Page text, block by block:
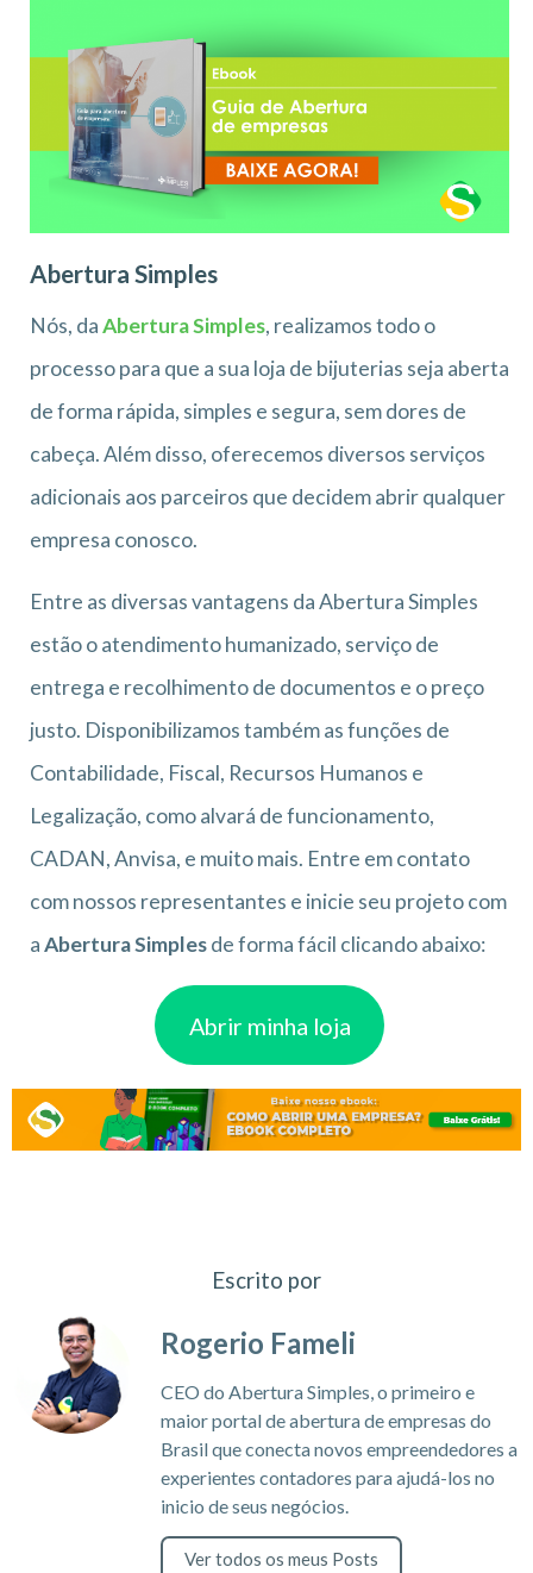
Abertura Simples
Nós, daAbertura Simples, realizamos todo o
processo para que a sua loja de bijuterias seja aberta
de forma rápida, simples e segura, sem dores de
cabeça. Além disso, oferecemos diversos serviços
adicionais aos parceiros que decidem abrir qualquer
empresa conosco.
Entre as diversas vantagens da Abertura Simples
estão o atendimento humanizado, serviço de
entrega e recolhimento de documentos e o preço
justo. Disponibilizamos também as funções de
Contabilidade, Fiscal, Recursos Humanos e
Legalização, como alvará de funcionamento,
CADAN, Anvisa, e muito mais. Entre em contato
com nossos representantes e inicie seu projeto com
aAbertura Simplesde forma fácil clicando abaixo:
Abrir minha loja
Escrito por
Rogerio Fameli
CEO do Abertura Simples, o primeiro e
maior portal de abertura de empresas do
Brasil que conecta novos empreendedores a
experientes contadores para ajudá-los no
inicio de seus negócios.
Ver todos os meus Posts